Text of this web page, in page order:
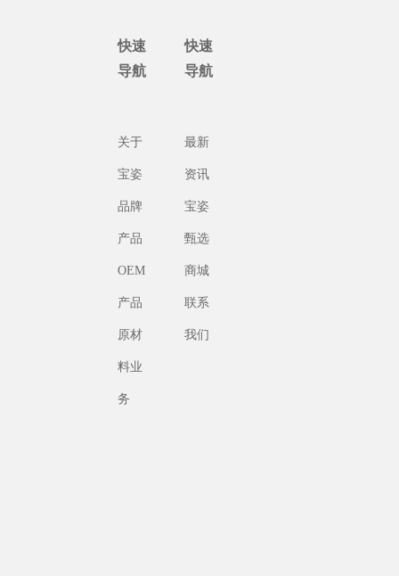
快速
导航
关于
宝姿
品牌
产品
OEM
产品
原材
料业
务
快速
导航
最新
资讯
宝姿
甄选
商城
联系
我们